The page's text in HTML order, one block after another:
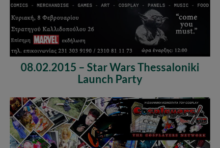
08.02.2015 – Star Wars Thessaloniki
Launch Party